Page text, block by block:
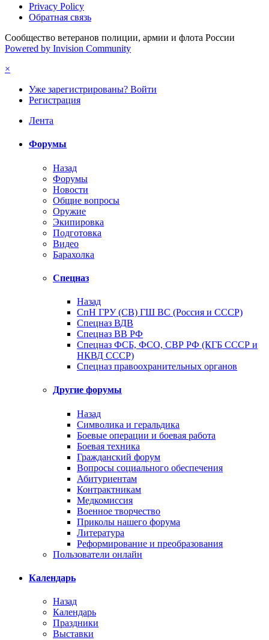
Privacy Policy
Обратная связь
Сообщество ветеранов полиции, армии и флота России
Powered by Invision Community
×
Уже зарегистрированы? Войти
Регистрация
Лента
Форумы
Назад
Форумы
Новости
Общие вопросы
Оружие
Экипировка
Подготовка
Видео
Барахолка
Спецназ
Назад
СпН ГРУ (СВ) ГШ ВС (Россия и СССР)
Спецназ ВДВ
Спецназ ВВ РФ
Спецназ ФСБ, ФСО, СВР РФ (КГБ СССР и
НКВД СССР)
Спецназ правоохранительных органов
Другие форумы
Назад
Символика и геральдика
Боевые операции и боевая работа
Боевая техника
Гражданский форум
Вопросы социального обеспечения
Абитуриентам
Контрактникам
Медкомиссия
Военное творчество
Приколы нашего форума
Литература
Реформирование и преобразования
Пользователи онлайн
Календарь
Назад
Календарь
Праздники
Выставки